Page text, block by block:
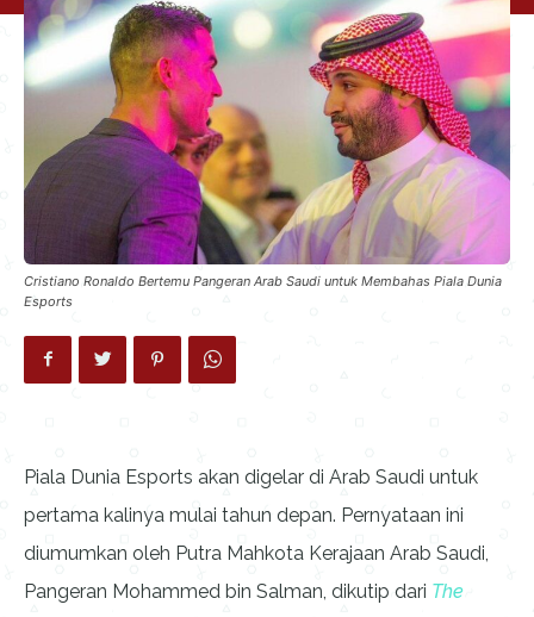
Cristiano Ronaldo Bertemu Pangeran Arab Saudi untuk Membahas Piala Dunia
Esports
Piala Dunia Esports akan digelar di Arab Saudi untuk
pertama kalinya mulai tahun depan. Pernyataan ini
diumumkan oleh Putra Mahkota Kerajaan Arab Saudi,
Pangeran Mohammed bin Salman, dikutip dari The